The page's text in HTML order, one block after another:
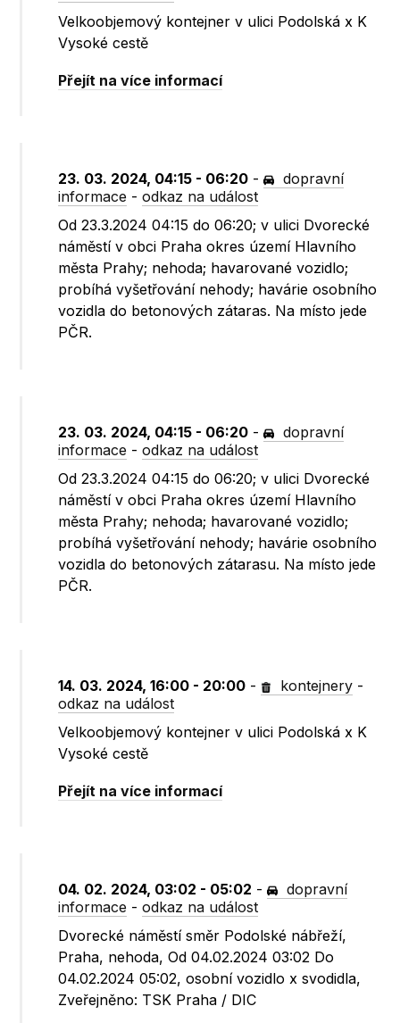
Velkoobjemový kontejner v ulici Podolská x K
Vysoké cestě
Přejít na více informací
23. 03. 2024, 04:15 - 06:20 -
dopravní
informace -odkaz na událost
Od 23.3.2024 04:15 do 06:20; v ulici Dvorecké
náměstí v obci Praha okres území Hlavního
města Prahy; nehoda; havarované vozidlo;
probíhá vyšetřování nehody; havárie osobního
vozidla do betonových zátaras. Na místo jede
PČR.
23. 03. 2024, 04:15 - 06:20 -
dopravní
informace -odkaz na událost
Od 23.3.2024 04:15 do 06:20; v ulici Dvorecké
náměstí v obci Praha okres území Hlavního
města Prahy; nehoda; havarované vozidlo;
probíhá vyšetřování nehody; havárie osobního
vozidla do betonových zátarasu. Na místo jede
PČR.
14. 03. 2024, 16:00 - 20:00 - kontejnery -
odkaz na událost
Velkoobjemový kontejner v ulici Podolská x K
Vysoké cestě
Přejít na více informací
04. 02. 2024, 03:02 - 05:02 -
dopravní
informace -odkaz na událost
Dvorecké náměstí směr Podolské nábřeží,
Praha, nehoda, Od 04.02.2024 03:02 Do
04.02.2024 05:02, osobní vozidlo x svodidla,
Zveřejněno: TSK Praha / DIC